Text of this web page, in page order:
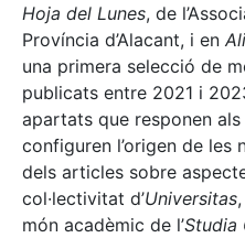
Hoja del Lunes, de
Província d’Alacant, i en
una primera selecció de
publicats entre 2021 i
apartats que responen
configuren l’origen de les
dels articles sobre
col·lectivitat d’Universitas
món acadèmic de l’Studia